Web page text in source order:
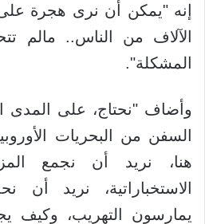
إنه "يمكن أن نرى هجرة
الآلاف من الناس.. مالم
المشكلة".
وأضاف "نحتاج، على المدى
السفن من البحريات
هنا، نريد أن نجمع
الاستخباراتية، نريد أن
يمارسون التهريب، وكيف